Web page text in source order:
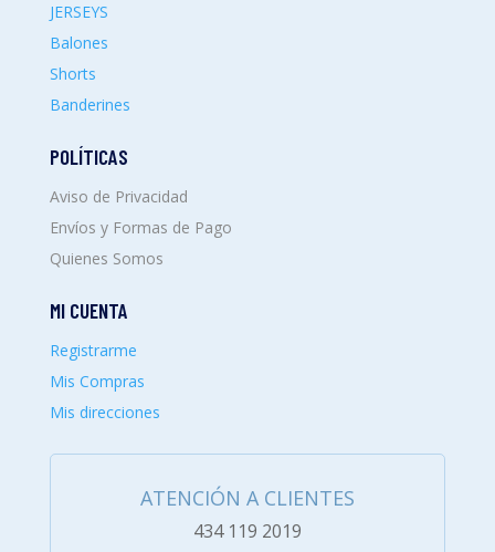
JERSEYS
Balones
Shorts
Banderines
POLÍTICAS
Aviso de Privacidad
Envíos y Formas de Pago
Quienes Somos
MI CUENTA
Registrarme
Mis Compras
Mis direcciones
ATENCIÓN A CLIENTES
434 119 2019